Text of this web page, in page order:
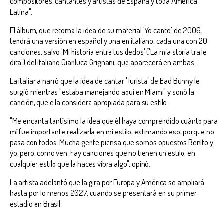
Latina".
El álbum, que retoma la idea de su material 'Yo canto' de 2006,
tendrá una versión en español y una en italiano, cada una con 20
canciones, salvo 'Mi historia entre tus dedos' ('La mia storia tra le
dita') del italiano Gianluca Grignani, que aparecerá en ambas.
La italiana narró que la idea de cantar 'Turista' de Bad Bunny le
surgió mientras "estaba manejando aquí en Miami" y sonó la
canción, que ella considera apropiada para su estilo.
"Me encanta tantísimo la idea que él haya comprendido cuánto para
mí fue importante realizarla en mi estilo, estimando eso, porque no
pasa con todos. Mucha gente piensa que somos opuestos Benito y
yo, pero, como ven, hay canciones que no tienen un estilo, en
cualquier estilo que la haces vibra algo", opinó.
La artista adelantó que la gira por Europa y América se ampliará
hasta por lo menos 2027, cuando se presentará en su primer
estadio en Brasil.